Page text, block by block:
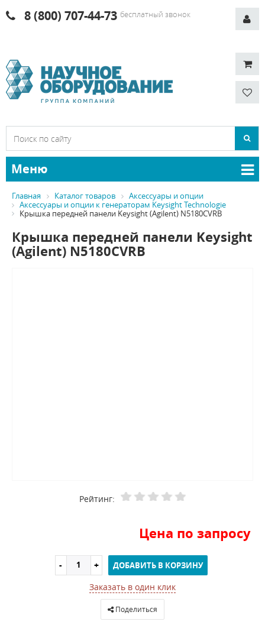
8 (800) 707-44-73 бесплатный звонок
Меню
Главная Каталог товаров
Аксессуары и опции
Аксессуары и опции к генераторам Keysight Technologie
Крышка передней панели Keysight (Agilent) N5180CVRB
Крышка передней панели Keysight
(Agilent) N5180CVRB
Рейтинг:
Цена по запросу
ДОБАВИТЬ В КОРЗИНУ
Заказать в один клик
Поделиться